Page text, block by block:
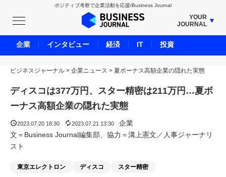
ポジティブ考察で企業活動を応援/Business Journal
YOUR
JOURNAL
BUSINESS JOURNAL
UNICORN JOURNAL
CARBON CREDITS JOURNAL
IVS JOURNAL
ENERGY MANAGEMENT JOURNAL
LIFE ENDING JOURNAL
REAL ESTATE BROKERAGE JOURNAL
ビジネスジャーナル > 企業ニュース > 夏ボーナス高額企業の隠れた実態
ディスコは377万円、スター精密は211万円…夏ボ
ーナス高額企業の隠れた実態
2023.07.20 18:30 2023.07.21 13:30
企業
文＝Business Journal編集部、協力＝溝上憲文／人事ジャーナリ
スト
東京エレクトロン ディスコ スター精密
企業 インタビュー 経済 IT 投資